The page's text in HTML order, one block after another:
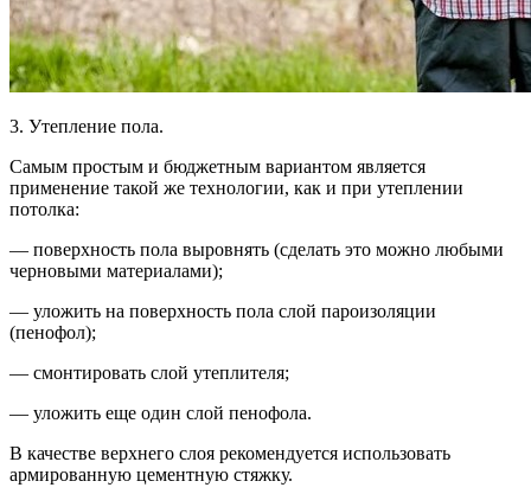
3. Утепление пола.
Самым простым и бюджетным вариантом является
применение такой же технологии, как и при утеплении
потолка:
— поверхность пола выровнять (сделать это можно любыми
черновыми материалами);
— уложить на поверхность пола слой пароизоляции
(пенофол);
— смонтировать слой утеплителя;
— уложить еще один слой пенофола.
В качестве верхнего слоя рекомендуется использовать
армированную цементную стяжку.